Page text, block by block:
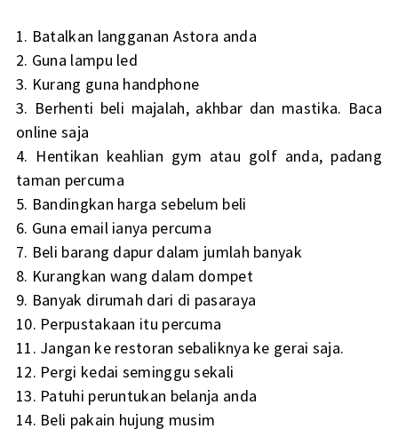
1. Batalkan langganan Astora anda
2. Guna lampu led
3. Kurang guna handphone
3. Berhenti beli majalah, akhbar dan mastika. Baca
online saja
4. Hentikan keahlian gym atau golf anda, padang
taman percuma
5. Bandingkan harga sebelum beli
6. Guna email ianya percuma
7. Beli barang dapur dalam jumlah banyak
8. Kurangkan wang dalam dompet
9. Banyak dirumah dari di pasaraya
10. Perpustakaan itu percuma
11. Jangan ke restoran sebaliknya ke gerai saja.
12. Pergi kedai seminggu sekali
13. Patuhi peruntukan belanja anda
14. Beli pakain hujung musim